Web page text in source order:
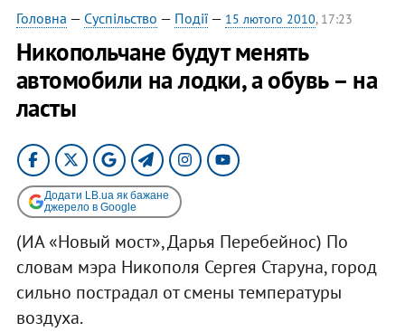
Головна — Суспільство — Події— 15 лютого 2010, 17:23
Никопольчане будут менять
автомобили на лодки, а обувь – на
ласты
Додати LB.ua як бажане
джерело в Google
(ИА «Новый мост», Дарья Перебейнос) По
словам мэра Никополя Сергея Старуна, город
сильно пострадал от смены температуры
воздуха.